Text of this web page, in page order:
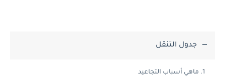
جدول التنقل
ماهي أسباب التجاعيد